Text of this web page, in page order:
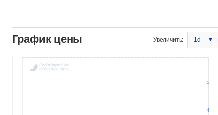
График цены Увеличить: 1d
4
5